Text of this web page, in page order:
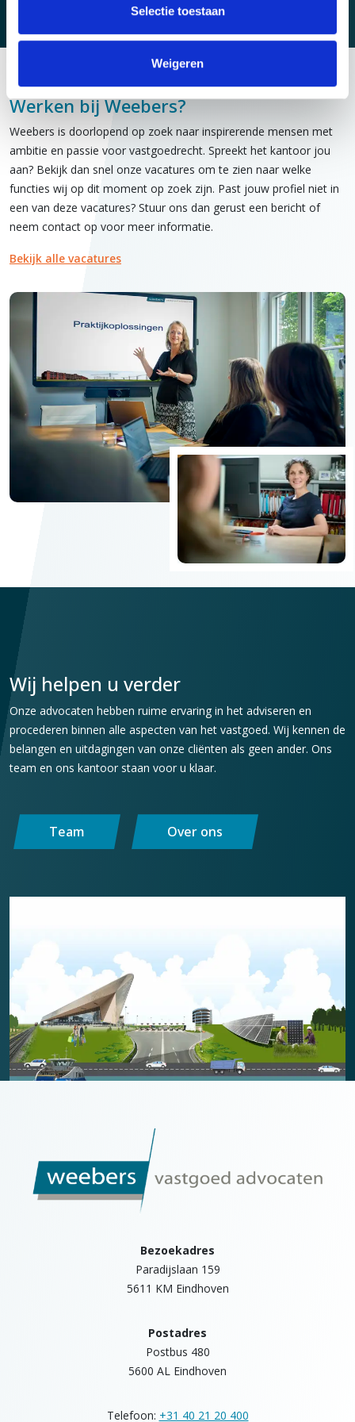
Selectie toestaan
Weigeren
Werken bij Weebers?
Weebers is doorlopend op zoek naar inspirerende mensen met
ambitie en passie voor vastgoedrecht. Spreekt het kantoor jou
aan? Bekijk dan snel onze vacatures om te zien naar welke
functies wij op dit moment op zoek zijn. Past jouw profiel niet in
een van deze vacatures? Stuur ons dan gerust een bericht of
neem contact op voor meer informatie.
Bekijk alle vacatures
Wij helpen u verder
Onze advocaten hebben ruime ervaring in het adviseren en
procederen binnen alle aspecten van het vastgoed. Wij kennen de
belangen en uitdagingen van onze cliënten als geen ander. Ons
team en ons kantoor staan voor u klaar.
Team Over ons
Bezoekadres
Paradijslaan 159
5611 KM Eindhoven
Postadres
Postbus 480
5600 AL Eindhoven
Telefoon: +31 40 21 20 400